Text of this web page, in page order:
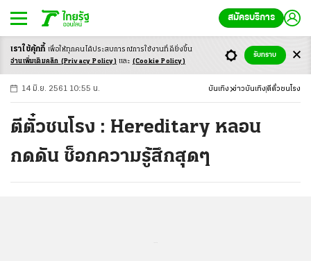
สมัครบริการ
-ก ก ก+
14 มิ.ย. 2561 10:55 น. บันเทิง ข่าวบันเทิง ตีตั๋วชนโรง
ตีตั๋วชนโรง : Hereditary หลอน
กดดัน ช็อกความรู้สึกสุดๆ
เราใช้คุ้กกี้ เพื่อให้ทุกคนได้ประสบการณ์การใช้งานที่ดียิ่งขึ้น
อ่านเพิ่มเติมคลิก (Privacy Policy) และ (Cookie Policy)
รับทราบ